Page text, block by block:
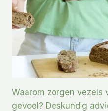
Waarom zorgen vezels
gevoel? Deskundig